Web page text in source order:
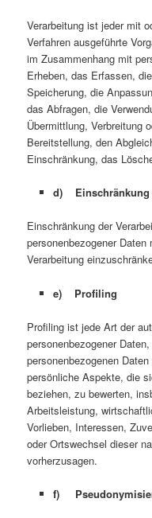
Verarbeitung ist jeder mit
Verfahren ausgeführte
im Zusammenhang mit
Erheben, das Erfassen,
Speicherung, die
das Abfragen, die
Übermittlung, Verbreitung
Bereitstellung, den
Einschränkung, das
d) Einschränkung
Einschränkung der
personenbezogener
Verarbeitung
e) Profiling
Profiling ist jede Art der
personenbezogener
personenbezogenen
persönliche Aspekte, die
beziehen, zu bewerten,
Arbeitsleistung,
Vorlieben, Interessen,
oder Ortswechsel dieser
vorherzusagen.
f)